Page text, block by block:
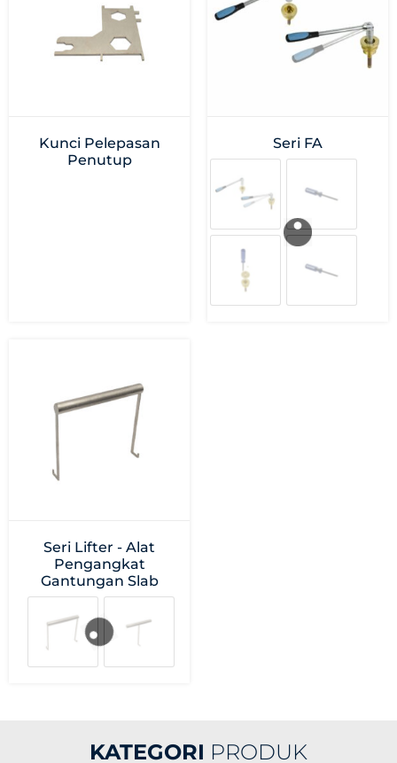
Kunci Pelepasan
Penutup
Seri FA
Seri Lifter - Alat
Pengangkat
Gantungan Slab
KATEGORI PRODUK